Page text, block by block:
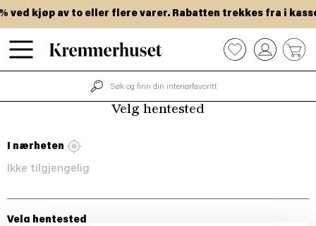
Hopp
til
hovedinnhold
ved kjøp av to eller flere varer. Rabatten trekkes fra i
0
Velg hentested
I nærheten
Ikke tilgjengelig
Velg hentested